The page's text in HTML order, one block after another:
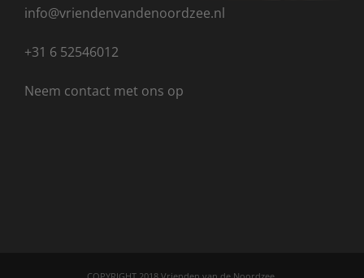
info@vriendenvandenoordzee.nl
+31 6 52546012
Neem contact met ons op